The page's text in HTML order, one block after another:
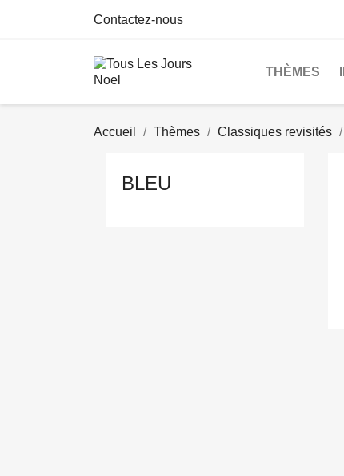
Contactez-nous
THÈMES
Accueil Thèmes Classiques revisités
BLEU